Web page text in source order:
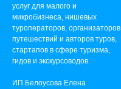
услуг для малого и
микробизнеса, нишевых
туроператоров, организаторов
путешествий и авторов туров,
стартапов в сфере туризма,
гидов и экскурсоводов.
ИП Белоусова Елена